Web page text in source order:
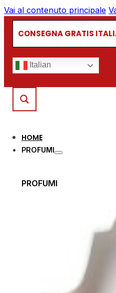
Vai al contenuto principale
CONSEGNA GRATIS
Italian
HOME
PROFUMI
PROFUMI